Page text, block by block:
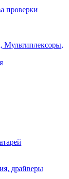
проверки
Мультиплексоры,
драйверы